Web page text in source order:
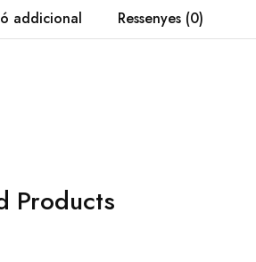
addicional Ressenyes (0)
Products